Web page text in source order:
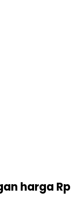
harga Rp